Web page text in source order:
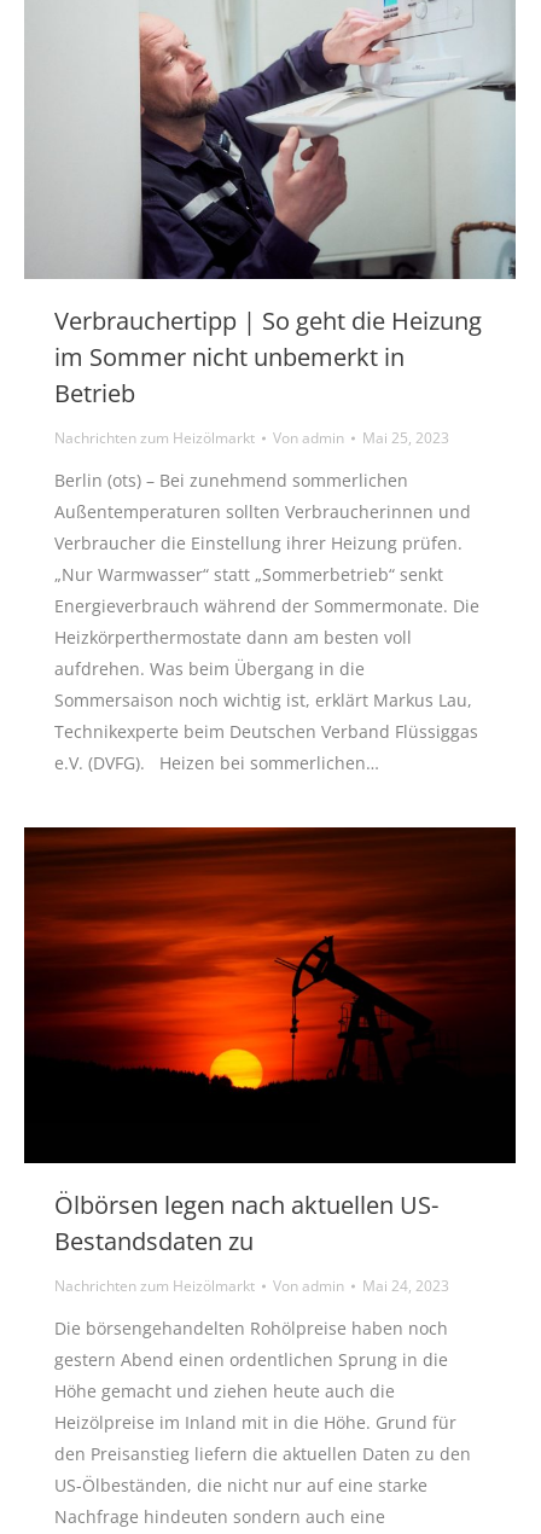
Verbrauchertipp | So geht die Heizung
im Sommer nicht unbemerkt in
Betrieb
Nachrichten zum Heizölmarkt Vonadmin Mai 25, 2023
Berlin (ots) – Bei zunehmend sommerlichen
Außentemperaturen sollten Verbraucherinnen und
Verbraucher die Einstellung ihrer Heizung prüfen.
„Nur Warmwasser“ statt „Sommerbetrieb“ senkt
Energieverbrauch während der Sommermonate. Die
Heizkörperthermostate dann am besten voll
aufdrehen. Was beim Übergang in die
Sommersaison noch wichtig ist, erklärt Markus Lau,
Technikexperte beim Deutschen Verband Flüssiggas
e.V. (DVFG). Heizen bei sommerlichen…
Ölbörsen legen nach aktuellen US-
Bestandsdaten zu
Nachrichten zum Heizölmarkt Vonadmin Mai 24, 2023
Die börsengehandelten Rohölpreise haben noch
gestern Abend einen ordentlichen Sprung in die
Höhe gemacht und ziehen heute auch die
Heizölpreise im Inland mit in die Höhe. Grund für
den Preisanstieg liefern die aktuellen Daten zu den
US-Ölbeständen, die nicht nur auf eine starke
Nachfrage hindeuten sondern auch eine